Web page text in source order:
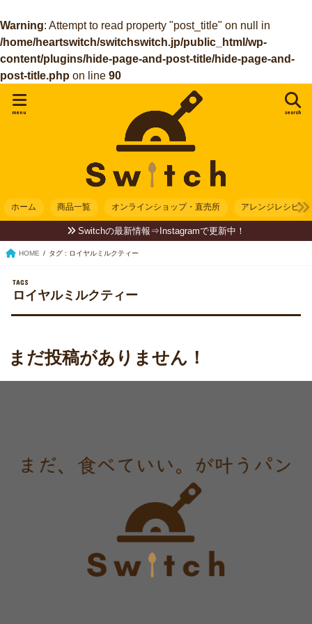
Warning: Attempt to read property "post_title" on null in
/home/heartswitch/switchswitch.jp/public_html/wp-
content/plugins/hide-page-and-post-title/hide-page-and-
post-title.php on line 90
search
menu
ホーム 商品一覧 オンラインショップ・直売所 アレンジレシピ
Switchの最新情報⇒Instagramで更新中！
HOME タグ : ロイヤルミルクティー
ロイヤルミルクティー
まだ投稿がありません！